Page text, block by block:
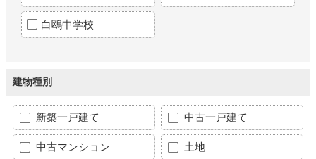
白鴎中学校
建物種別
新築一戸建て 中古一戸建て
中古マンション 土地